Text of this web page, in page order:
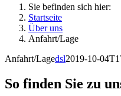
Sie befinden sich hier:
Startseite
Über uns
Anfahrt/Lage
Anfahrt/Lagedsl2019-10-
So fin­den Sie zu